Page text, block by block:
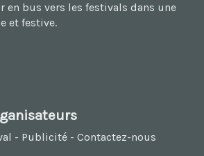
en bus vers les festivals dans une
et festive.
- Publicité - Contactez-nous